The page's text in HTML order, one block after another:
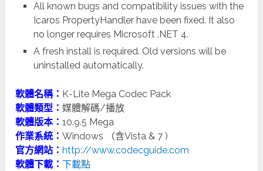
All known bugs and compatibility issues with the
Icaros PropertyHandler have been fixed. It also
no longer requires Microsoft .NET 4.
A fresh install is required. Old versions will be
uninstalled automatically.
軟體名稱： K-Lite Mega Codec Pack
軟體類型：媒體解碼/播放
軟體版本：10.9.5 Mega
作業系統：Windows （含Vista & 7 )
官方網站： http://www.codecguide.com
軟體下載：下載點